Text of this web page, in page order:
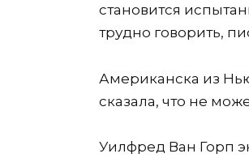
становится
трудно говорить,
Американска из
сказала, что не
Уилфред Ван Горп